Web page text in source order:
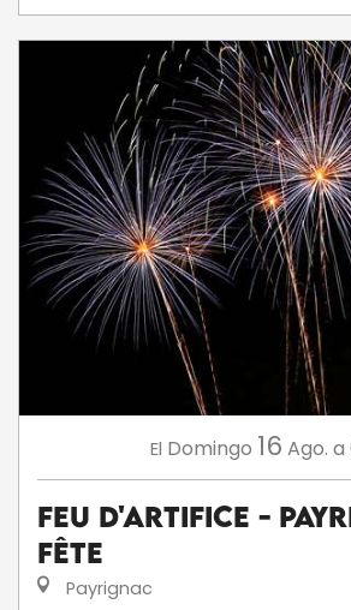
El Domingo 16 Ago. a
Feu d'artifice -
fête
Payrignac